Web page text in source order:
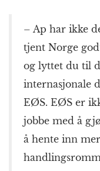
– Ap har ikke
tjent Norge
og lyttet du til
internasjonale
EØS. EØS er
jobbe med å
å hente inn